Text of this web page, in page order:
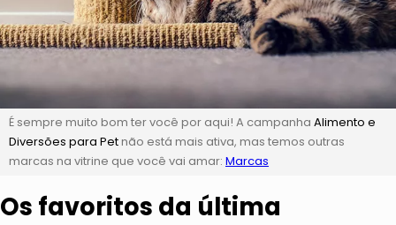
É sempre muito bom ter você por aqui! A campanha Alimento e
Diversões para Petnão está mais ativa, mas temos outras
marcas na vitrine que você vai amar: Marcas
Os favoritos da última